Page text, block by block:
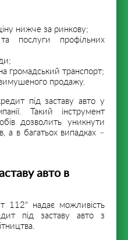
нижче за ринкову;
послуги профільних
громадський транспорт;
вимушеного продажу.
під заставу авто у
Такий інструмент
дозволить уникнути
а в багатьох випадках –
авто в
112" надає можливість
під заставу авто з